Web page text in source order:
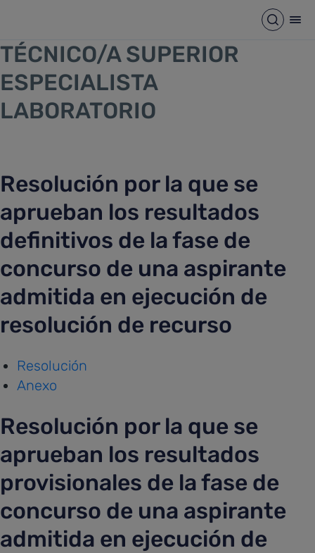
TÉCNICO/A SUPERIOR Abrir
TÉCNICO/A SUPERIOR
ESPECIALISTA
LABORATORIO
Resolución por la que se
aprueban los resultados
definitivos de la fase de
concurso de una aspirante
admitida en ejecución de
resolución de recurso
Resolución
Anexo
Resolución por la que se
aprueban los resultados
provisionales de la fase de
concurso de una aspirante
admitida en ejecución de